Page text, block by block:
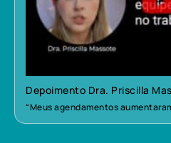
Depoimento Dra. Priscilla
“Meus agendamentos